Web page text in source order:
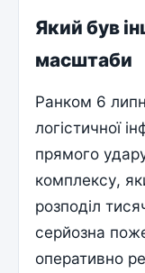
Який був
масштаби
Ранком 6
логістичної
прямого
комплексу,
розподіл
серйозна
оперативно